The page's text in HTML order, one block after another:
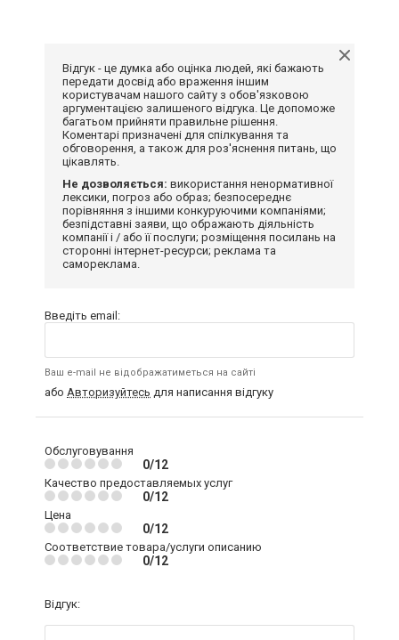
Відгук - це думка або оцінка людей, які бажають
передати досвід або враження іншим
користувачам нашого сайту з обов'язковою
аргументацією залишеного відгука. Це допоможе
багатьом прийняти правильне рішення.
Коментарі призначені для спілкування та
обговорення, а також для роз'яснення питань, що
цікавлять.
Не дозволяється: використання ненормативної
лексики, погроз або образ; безпосереднє
порівняння з іншими конкуруючими компаніями;
безпідставні заяви, що ображають діяльність
компанії і / або її послуги; розміщення посилань на
сторонні інтернет-ресурси; реклама та
самореклама.
Введіть email:
Ваш e-mail не відображатиметься на сайті
або Авторизуйтесь для написання відгуку
Обслуговування
0/12
Качество предоставляемых услуг
0/12
Цена
0/12
Соответствие товара/услуги описанию
0/12
Відгук: